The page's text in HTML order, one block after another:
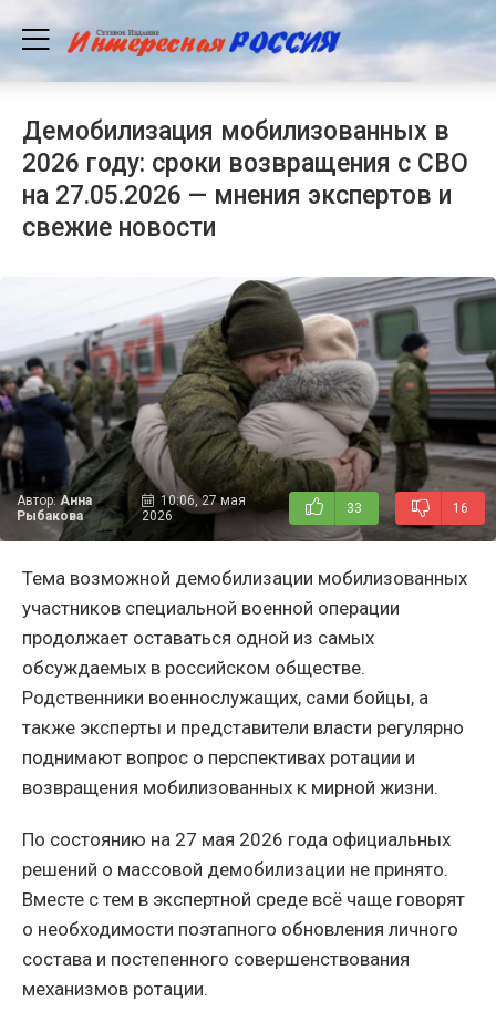
Демобилизация мобилизованных в
2026 году: сроки возвращения с СВО
на 27.05.2026 — мнения экспертов и
свежие новости
Автор:Анна
Рыбакова
10:06, 27 мая
2026
33 16
Тема возможной демобилизации мобилизованных
участников специальной военной операции
продолжает оставаться одной из самых
обсуждаемых в российском обществе.
Родственники военнослужащих, сами бойцы, а
также эксперты и представители власти регулярно
поднимают вопрос о перспективах ротации и
возвращения мобилизованных к мирной жизни.
По состоянию на 27 мая 2026 года официальных
решений о массовой демобилизации не принято.
Вместе с тем в экспертной среде всё чаще говорят
о необходимости поэтапного обновления личного
состава и постепенного совершенствования
механизмов ротации.